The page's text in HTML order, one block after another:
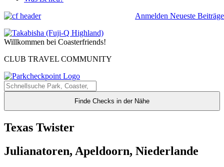
Anmelden Neueste Beiträge
Willkommen bei Coasterfriends!
CLUB TRAVEL COMMUNITY
Finde Checks in der Nähe
Texas Twister
Julianatoren, Apeldoorn, Niederlande